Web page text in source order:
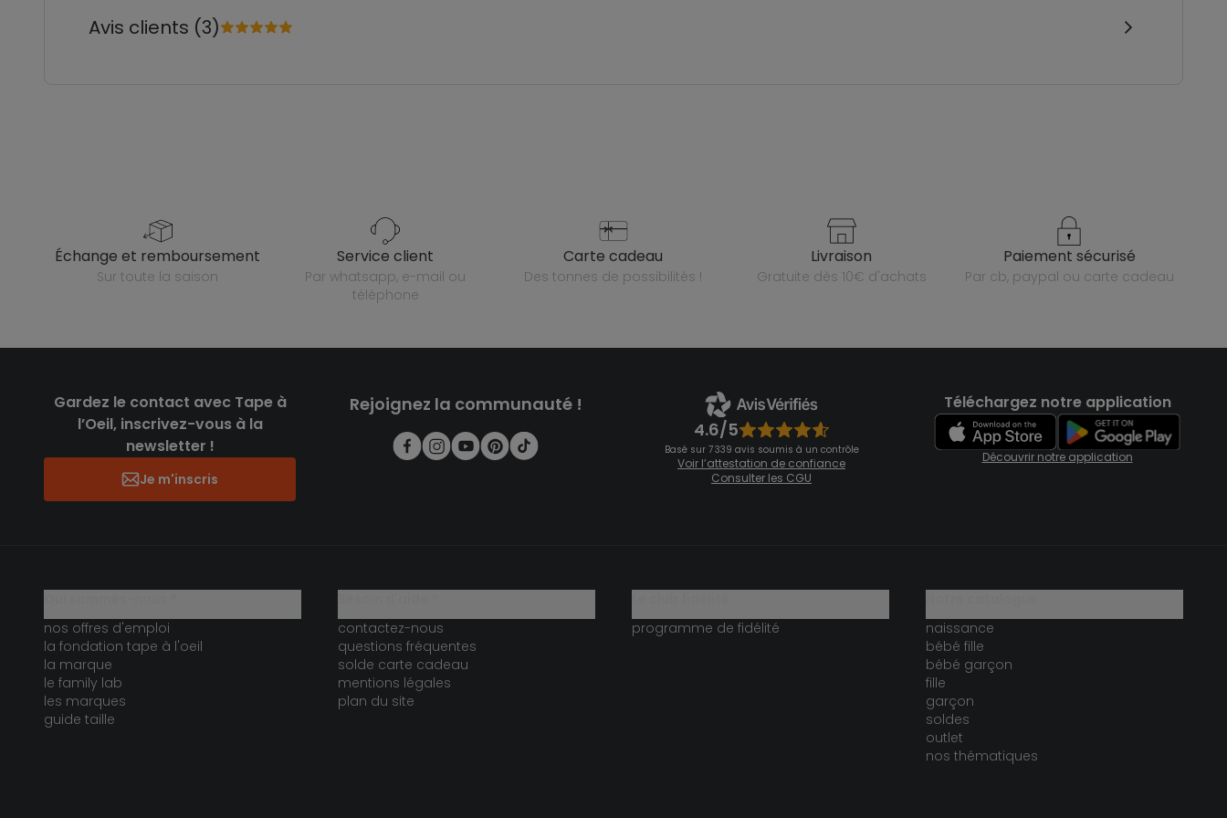
Avis clients (3)
échange et remboursement
sur toute la saison
service client
par whatsapp, e-mail ou
téléphone
carte cadeau
des tonnes de possibilités !
livraison
gratuite dès 10€ d'achats
paiement sécurisé
par cb, paypal ou carte cadeau
Gardez le contact avec Tape à
l’Oeil, inscrivez-vous à la
newsletter !
Je m'inscris
Rejoignez la communauté !
4.6/5
Basé sur 7 339 avis soumis à un contrôle
Voir l’attestation de confiance
Consulter les CGU
Téléchargez notre application
Découvrir notre application
nos offres d'emploi
la fondation tape à l'oeil
la marque
le family lab
les marques
guide taille
contactez-nous
questions fréquentes
solde carte cadeau
mentions légales
plan du site
programme de fidélité
naissance
bébé fille
bébé garçon
fille
garçon
soldes
outlet
nos thématiques